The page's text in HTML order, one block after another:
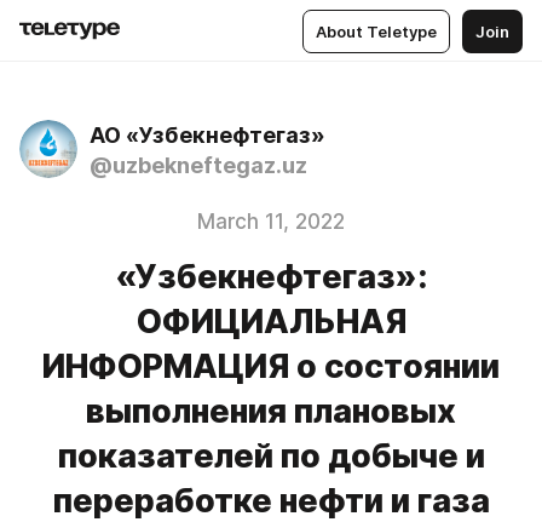
About Teletype Join
АО «Узбекнефтегаз»
@uzbekneftegaz.uz
March 11, 2022
«Узбекнефтегаз»:
ОФИЦИАЛЬНАЯ
ИНФОРМАЦИЯ о состоянии
выполнения плановых
показателей по добыче и
переработке нефти и газа